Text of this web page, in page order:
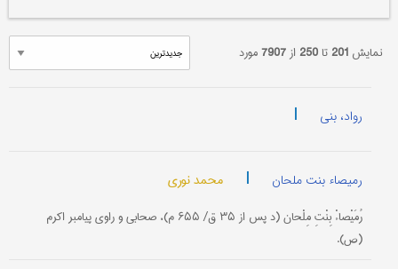
نمایش 201تا250 از7907مورد
رواد، بنی |
رمیصاء بنت ملحان | محمد نوری
رُمَیْصاءْ بِنْتِ مِلْحان (د پس از ۳۵ ق/ ۶۵۵ م)، صحابی و راوی پیامبر اکرم
(ص).